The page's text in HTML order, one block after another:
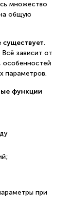
множество
общую
существует.
зависит от
особенностей
параметров.
функции
при